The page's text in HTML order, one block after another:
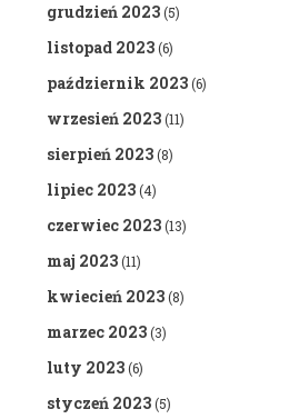
grudzień 2023(5)
listopad 2023(6)
październik 2023(6)
wrzesień 2023(11)
sierpień 2023(8)
lipiec 2023(4)
czerwiec 2023(13)
maj 2023(11)
kwiecień 2023(8)
marzec 2023(3)
luty 2023(6)
styczeń 2023(5)